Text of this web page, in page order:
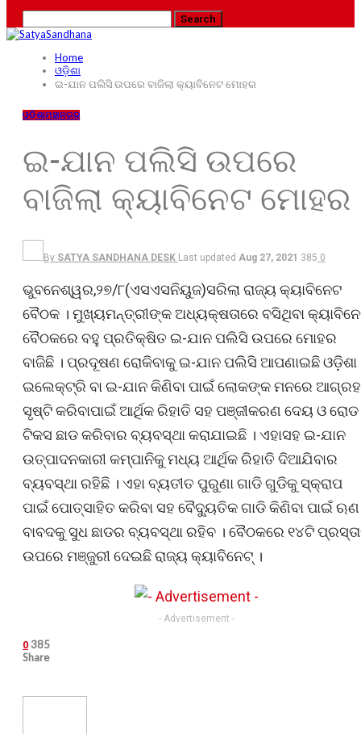
Home
ଓଡ଼ିଶା
ଇ-ଯାନ ପଲିସି ଉପରେ ବାଜିଲା କ୍ୟାବିନେଟ ମୋହର
ଓଡ଼ିଶାମହାନଗର
ଇ-ଯାନ ପଲିସି ଉପରେ
ବାଜିଲା କ୍ୟାବିନେଟ ମୋହର
By SATYA SANDHANA DESK Last updated Aug 27, 2021 385 0
ଭୁବନେଶ୍ୱର,୨୭/୮(ଏସଏସନିୟୁଜ)ସରିଲା ରାଜ୍ୟ କ୍ୟାବିନେଟ
ବୈଠକ । ମୁଖ୍ୟମନ୍ତ୍ରୀଙ୍କ ଅଧ୍ୟକ୍ଷତାରେ ବସିଥିବା
ବୈଠକରେ ବହୁ ପ୍ରତିକ୍ଷିତ ଇ-ଯାନ ପଲିସି ଉପରେ ମୋହର
ବାଜିଛି । ପ୍ରଦୂଷଣ ରୋକିବାକୁ ଇ-ଯାନ ପଲିସି ଆପଣାଇଛି ଓଡ଼ିଶା
ଇଲେକ୍ଟ୍ରି ବା ଇ-ଯାନ କିଣିବା ପାଇଁ ଲୋକଙ୍କ ମନରେ ଆଗ୍ରହ
ସୃଷ୍ଟି କରିବାପାଇଁ ଆର୍ଥିକ ରିହାତି ସହ ପଞ୍ଜୀକରଣ ଦେୟ ଓ ରୋଡ
ଟିକସ ଛାଡ କରିବାର ବ୍ୟବସ୍ଥା କରାଯାଇଛି । ଏହାସହ ଇ-ଯାନ
ଉତ୍ପାଦନକାରୀ କମ୍ପାନିକୁ ମଧ୍ୟ ଆର୍ଥିକ ରିହାତି ଦିଆଯିବାର
ବ୍ୟବସ୍ଥା ରହିଛି । ଏହା ବ୍ୟତୀତ ପୁରୁଣା ଗାଡି ଗୁଡିକୁ ସ୍କ୍ରାପ
ପାଇଁ ପୋତ୍ସାହିତ କରିବା ସହ ବୈଦ୍ୟୁତିକ ଗାଡି କିଣିବା ପାଇଁ ଋଣ
ବାବଦକୁ ସୁଧ ଛାଡର ବ୍ୟବସ୍ଥା ରହିବ । ବୈଠକରେ ୧୪ଟି
ଉପରେ ମଞ୍ଜୁରୀ ଦେଇଛି ରାଜ୍ୟ କ୍ୟାବିନେଟ୍ ।
- Advertisement -
0 385
Share